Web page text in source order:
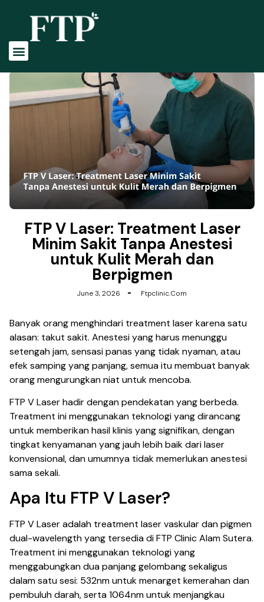
FTP V Laser: Treatment Laser
Minim Sakit Tanpa Anestesi
untuk Kulit Merah dan
Berpigmen
June 3, 2026 Ftpclinic.com
Banyak orang menghindari treatment laser karena satu
alasan: takut sakit. Anestesi yang harus menunggu
setengah jam, sensasi panas yang tidak nyaman, atau
efek samping yang panjang, semua itu membuat banyak
orang mengurungkan niat untuk mencoba.
FTP V Laser hadir dengan pendekatan yang berbeda.
Treatment ini menggunakan teknologi yang dirancang
untuk memberikan hasil klinis yang signifikan, dengan
tingkat kenyamanan yang jauh lebih baik dari laser
konvensional, dan umumnya tidak memerlukan anestesi
sama sekali.
Apa Itu FTP V Laser?
FTP V Laser adalah treatment laser vaskular dan pigmen
dual-wavelength yang tersedia di FTP Clinic Alam Sutera.
Treatment ini menggunakan teknologi yang
menggabungkan dua panjang gelombang sekaligus
dalam satu sesi: 532nm untuk menarget kemerahan dan
pembuluh darah, serta 1064nm untuk menjangkau